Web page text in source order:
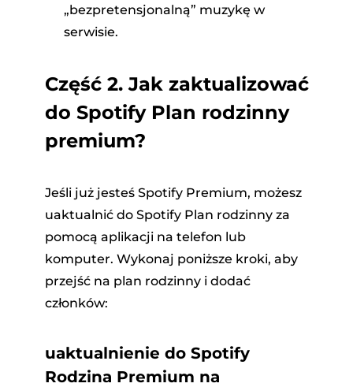
„bezpretensjonalną” muzykę w
serwisie.
Część 2.Jak zaktualizować
do Spotify Plan rodzinny
premium?
Jeśli już jesteś Spotify Premium, możesz
uaktualnić do Spotify Plan rodzinny za
pomocą aplikacji na telefon lub
komputer. Wykonaj poniższe kroki, aby
przejść na plan rodzinny i dodać
członków:
uaktualnienie do Spotify
Rodzina Premium na